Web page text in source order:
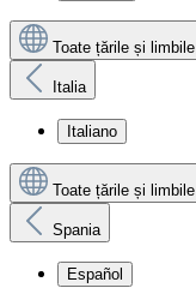
Toate țările și limbile
Italia
Italiano
Toate țările și limbile
Spania
Español